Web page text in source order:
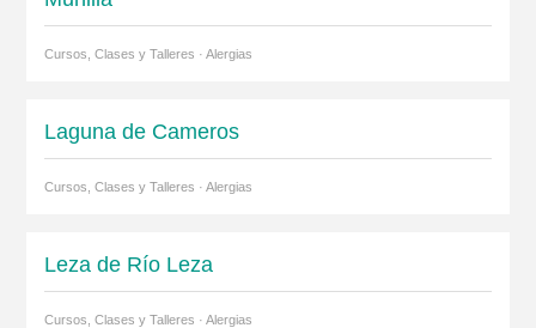
Cursos, Clases y Talleres · Alergias
Laguna de Cameros
Cursos, Clases y Talleres · Alergias
Leza de Río Leza
Cursos, Clases y Talleres · Alergias